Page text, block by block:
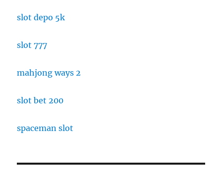
slot depo 5k
slot 777
mahjong ways 2
slot bet 200
spaceman slot